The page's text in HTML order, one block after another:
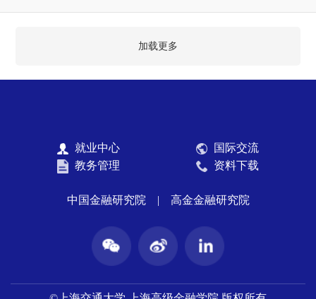
加载更多
就业中心
国际交流
教务管理
资料下载
中国金融研究院 | 高金金融研究院